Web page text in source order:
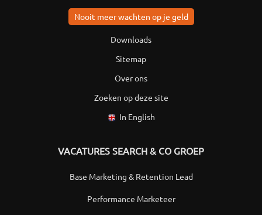
Nooit meer wachten op je geld
Downloads
Sitemap
Over ons
Zoeken op deze site
In English
VACATURES SEARCH & CO GROEP
Base Marketing & Retention Lead
Performance Marketeer